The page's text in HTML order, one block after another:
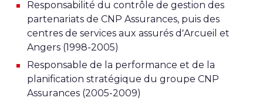
Responsabilité du contrôle de gestion des
partenariats de CNP Assurances, puis des
centres de services aux assurés d’Arcueil et
Angers (1998-2005)
Responsable de la performance et de la
planification stratégique du groupe CNP
Assurances (2005-2009)